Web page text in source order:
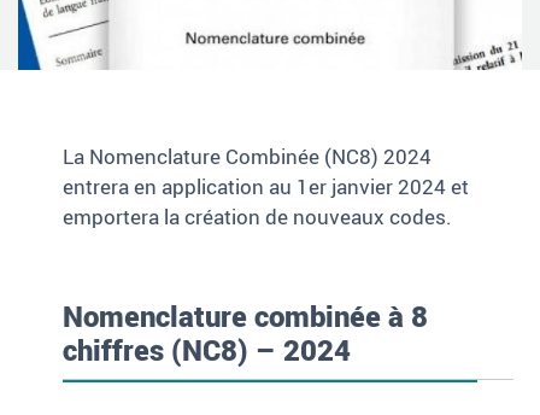
La Nomenclature Combinée (NC8) 2024
entrera en application au 1er janvier 2024 et
emportera la création de nouveaux codes.
Nomenclature combinée à 8
chiffres (NC8) – 2024